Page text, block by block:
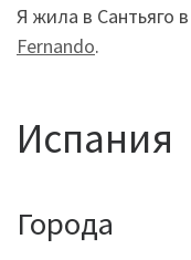
Я жила в Сантьяго
Fernando.
Испания
Города